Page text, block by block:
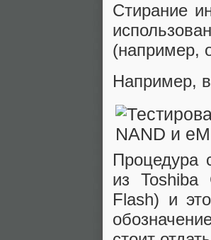
Стирание
(например,
Например,
Процедура
из Toshiba
Flash) и